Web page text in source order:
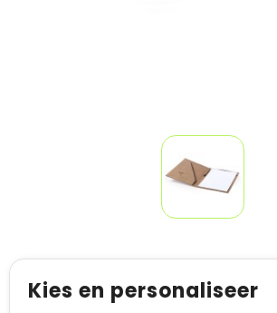
Kies en personaliseer